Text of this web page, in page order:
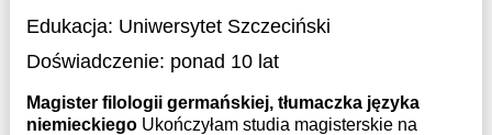
Edukacja: Uniwersytet Szczeciński
Doświadczenie: ponad 10 lat
Magister filologii germańskiej, tłumaczka języka
niemieckiego Ukończyłam studia magisterskie na